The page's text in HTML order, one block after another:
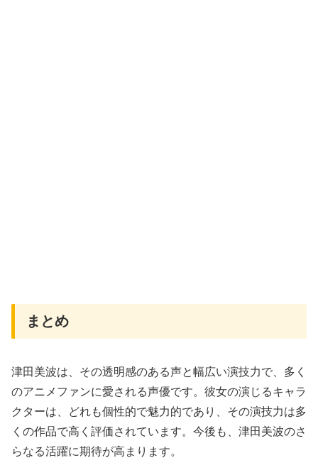
まとめ
津田美波は、その透明感のある声と幅広い演技力で、多く
のアニメファンに愛される声優です。彼女の演じるキャラ
クターは、どれも個性的で魅力的であり、その演技力は多
くの作品で高く評価されています。今後も、津田美波のさ
らなる活躍に期待が高まります。